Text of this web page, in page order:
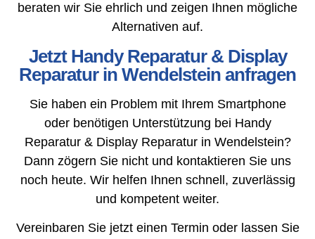
beraten wir Sie ehrlich und zeigen Ihnen mögliche
Alternativen auf.
Jetzt Handy Reparatur & Display
Reparatur in Wendelstein anfragen
Sie haben ein Problem mit Ihrem Smartphone
oder benötigen Unterstützung bei Handy
Reparatur & Display Reparatur in Wendelstein?
Dann zögern Sie nicht und kontaktieren Sie uns
noch heute. Wir helfen Ihnen schnell, zuverlässig
und kompetent weiter.
Vereinbaren Sie jetzt einen Termin oder lassen Sie